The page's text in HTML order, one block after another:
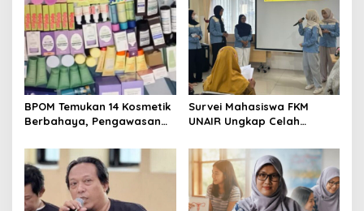
BPOM Temukan 14 Kosmetik
Berbahaya, Pengawasan
Diperketat
Survei Mahasiswa FKM
UNAIR Ungkap Celah
Permukiman Surabaya